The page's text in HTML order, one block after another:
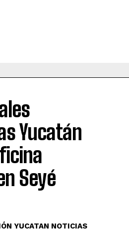
Yucatán
Seyé
YUCATAN NOTICIAS